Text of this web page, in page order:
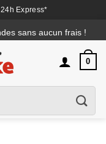
Express*
sans aucun frais !
0